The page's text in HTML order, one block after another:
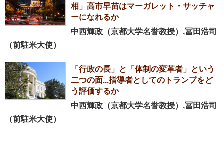
相」高市早苗はマーガレット・サッチャ
ーになれるか
中西輝政（京都大学名誉教授）,冨田浩司
（前駐米大使）
「行政の長」と「体制の変革者」という
二つの面...指導者としてのトランプをど
う評価するか
中西輝政（京都大学名誉教授）,冨田浩司
（前駐米大使）